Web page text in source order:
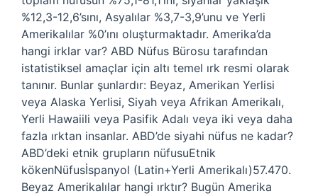
%12,3-12,6’sını, Asyalılar %3,7-3,9’unu ve Yerli
Amerikalılar %0’ını oluşturmaktadır. Amerika’da
hangi irklar var? ABD Nüfus Bürosu tarafından
istatistiksel amaçlar için altı temel ırk resmi olarak
tanınır. Bunlar şunlardır: Beyaz, Amerikan Yerlisi
veya Alaska Yerlisi, Siyah veya Afrikan Amerikalı,
Yerli Hawaiili veya Pasifik Adalı veya iki veya daha
fazla ırktan insanlar. ABD’de siyahi nüfus ne kadar?
ABD’deki etnik grupların nüfusuEtnik
kökenNüfusİspanyol (Latin+Yerli Amerikalı)57.470.
Beyaz Amerikalılar hangi ırktır? Bugün Amerika